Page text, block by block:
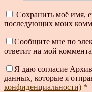
Сохранить моё имя,
последующих моих
Сообщите мне по
ответит на мой
Я даю согласие
данных, которые я
конфиденциальности) *